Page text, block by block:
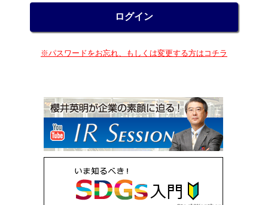
※パスワードをお忘れ、もしくは変更する方はコチラ